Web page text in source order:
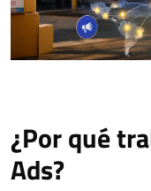
¿Por qué
Ads?